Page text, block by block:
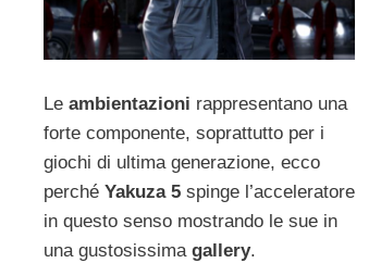
Le ambientazioni rappresentano una
forte componente, soprattutto per i
giochi di ultima generazione, ecco
perché Yakuza 5 spinge l’acceleratore
in questo senso mostrando le sue in
una gustosissima gallery.